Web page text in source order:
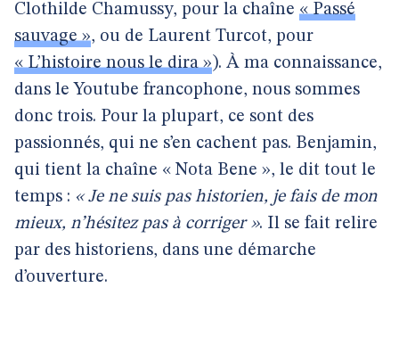
Clothilde Chamussy, pour la chaîne « Passé
sauvage », ou de Laurent Turcot, pour
« L’histoire nous le dira »). À ma connaissance,
dans le Youtube francophone, nous sommes
donc trois. Pour la plupart, ce sont des
passionnés, qui ne s’en cachent pas. Benjamin,
qui tient la chaîne « Nota Bene », le dit tout le
temps : « Je ne suis pas historien, je fais de mon
mieux, n’hésitez pas à corriger ». Il se fait relire
par des historiens, dans une démarche
d’ouverture.